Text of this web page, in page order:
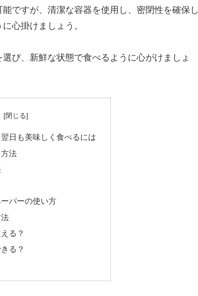
ですが、清潔な容器を使用し、密閉性を確保し
心掛けましょう。
び、新鮮な状態で食べるように心がけましょ
日も美味しく食べるには
法
パーの使い方
る？
る？